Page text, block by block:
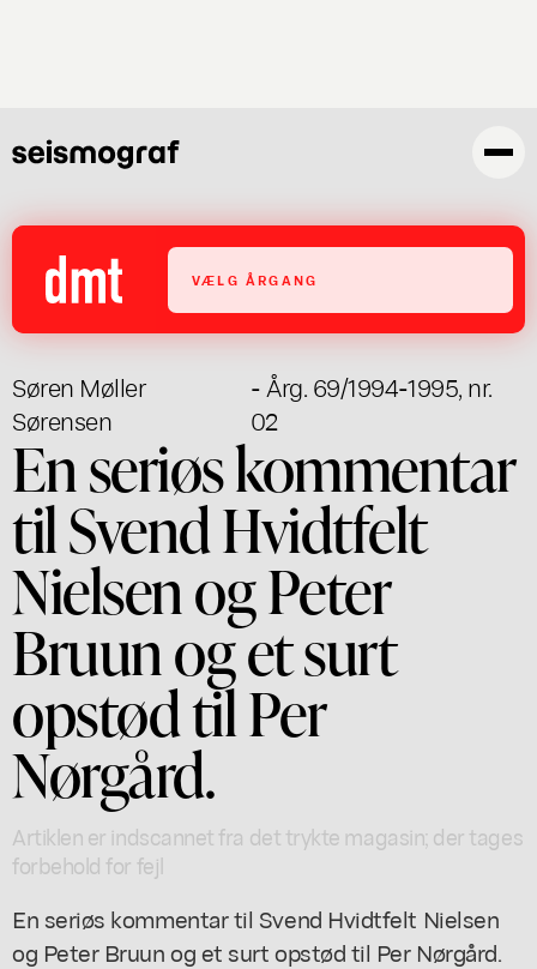
VÆLG ÅRGANG
Søren Møller
Sørensen
- Årg. 69/1994-1995, nr.
02
En seriøs kommentar
til Svend Hvidtfelt
Nielsen og Peter
Bruun og et surt
opstød til Per
Nørgård.
Artiklen er indscannet fra det trykte magasin; der tages
forbehold for fejl
En seriøs kommentar til Svend Hvidtfelt Nielsen
og Peter Bruun og et surt opstød til Per Nørgård.